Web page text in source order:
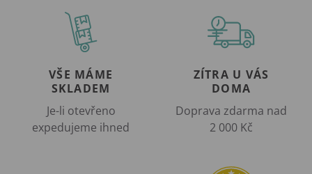
VŠE MÁME
SKLADEM
Je-li otevřeno
expedujeme ihned
ZÍTRA U VÁS
DOMA
Doprava zdarma nad
2 000 Kč